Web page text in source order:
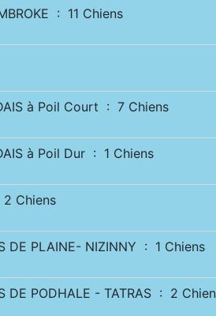
: 11 Chiens
à Poil Court : 7 Chiens
à Poil Dur : 1 Chiens
Chiens
DE PLAINE- NIZINNY : 1 Chiens
DE PODHALE - TATRAS : 2